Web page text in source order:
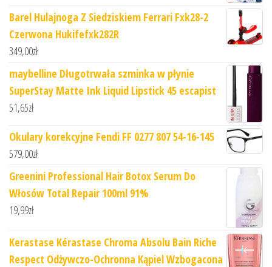
Barel Hulajnoga Z Siedziskiem Ferrari Fxk28-2
Czerwona Hukifefxk282R
349,00zł
maybelline Długotrwała szminka w płynie
SuperStay Matte Ink Liquid Lipstick 45 escapist
51,65zł
Okulary korekcyjne Fendi FF 0277 807 54-16-145
579,00zł
Greenini Professional Hair Botox Serum Do
Włosów Total Repair 100ml 91%
19,99zł
Kerastase Kérastase Chroma Absolu Bain Riche
Respect Odżywczo-Ochronna Kąpiel Wzbogacona